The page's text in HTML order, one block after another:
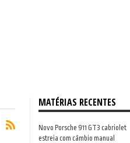
MATÉRIAS RECENTES
Novo Porsche 911 GT3 cabriolet
estreia com câmbio manual